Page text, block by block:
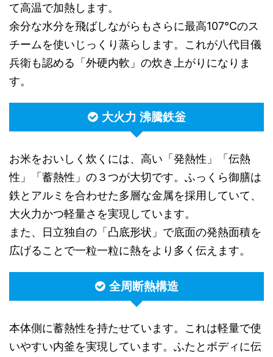
て高温で加熱します。
余分な水分を飛ばしながらもさらに最高107℃のス
チームを使いじっくり蒸らします。これが八代目儀
兵衛も認める「外硬内軟」の炊き上がりになりま
す。
大火力 沸騰鉄釡
お米をおいしく炊くには、高い「発熱性」「伝熱
性」「蓄熱性」の３つが大切です。ふっくら御膳は
鉄とアルミを合わせた多層な金属を採用していて、
大火力かつ軽量さを実現しています。
また、日立独自の「凸底形状」で底面の発熱面積を
広げることで一粒一粒に熱をより多く伝えます。
全周断熱構造
本体側に蓄熱性を持たせています。これは軽量で使
いやすい内釜を実現しています。ふたとボディに伝